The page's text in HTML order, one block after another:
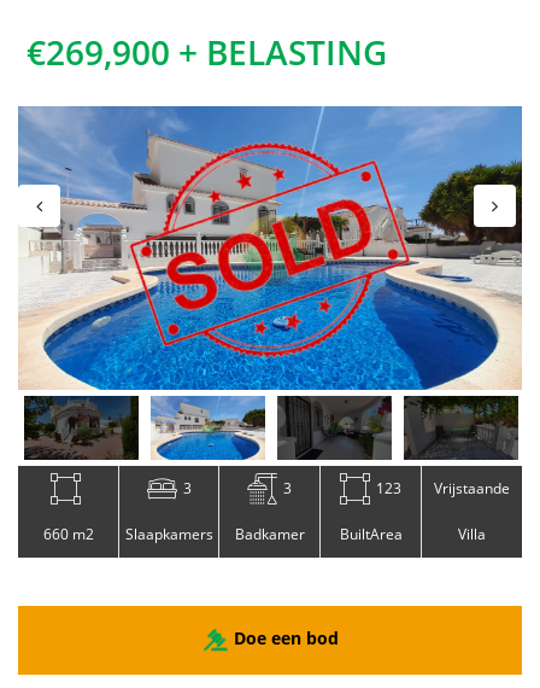
€269,900 + BELASTING
660 m2
3
Slaapkamers
3
Badkamer
123
BuiltArea
Vrijstaande
Villa
Doe een bod